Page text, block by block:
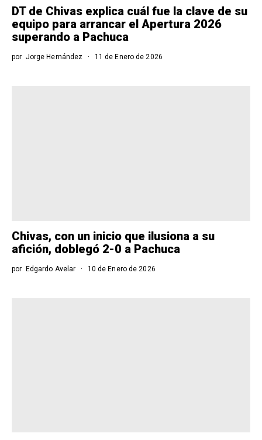
DT de Chivas explica cuál fue la clave de su
equipo para arrancar el Apertura 2026
superando a Pachuca
por Jorge Hernández 11 de Enero de 2026
Chivas, con un inicio que ilusiona a su
afición, doblegó 2-0 a Pachuca
por Edgardo Avelar 10 de Enero de 2026